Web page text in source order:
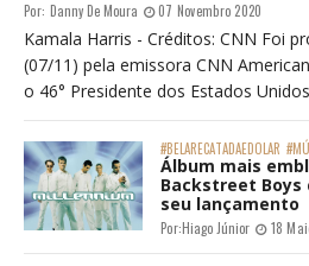
Por: Danny De Moura 07 Novembro 2020
Kamala Harris - Créditos: CNN Foi
(07/11) pela emissora CNN
o 46° Presidente dos Estados
#BELARECATADAEDOLAR
Álbum mais
Backstreet Boys
seu lançamento
Por:Hiago Júnior 18